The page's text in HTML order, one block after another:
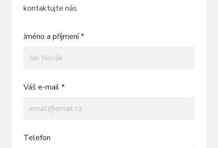
kontaktujte nás.
Jméno a příjmení *
Váš e-mail *
Telefon